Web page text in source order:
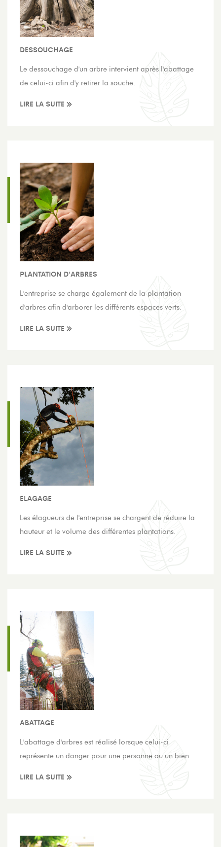
DESSOUCHAGE
Le dessouchage d'un arbre intervient après l'abattage
de celui-ci afin d'y retirer la souche.
LIRE LA SUITE
PLANTATION D'ARBRES
L'entreprise se charge également de la plantation
d'arbres afin d'arborer les différents espaces verts.
LIRE LA SUITE
ELAGAGE
Les élagueurs de l'entreprise se chargent de réduire la
hauteur et le volume des différentes plantations.
LIRE LA SUITE
ABATTAGE
L'abattage d'arbres est réalisé lorsque celui-ci
représente un danger pour une personne ou un bien.
LIRE LA SUITE